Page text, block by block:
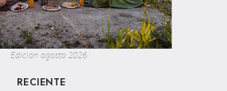
Edición agosto 2026
RECIENTE